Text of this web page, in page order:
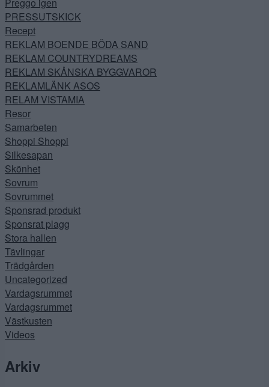
PRESSUTSKICK
Recept
REKLAM BOENDE BÖDA SAND
REKLAM COUNTRYDREAMS
REKLAM SKÅNSKA BYGGVAROR
REKLAMLÄNK ASOS
RELAM VISTAMIA
Resor
Samarbeten
Shoppi Shoppi
Silkesapan
Skönhet
Sovrum
Sovrummet
Sponsrad produkt
Sponsrat plagg
Stora hallen
Tävlingar
Trädgården
Uncategorized
Vardagsrummet
Vardagsrummet
Västkusten
Videos
Arkiv